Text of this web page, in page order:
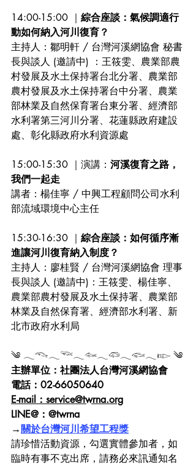
14:00-15:00 ｜ 綜合座談：氣候調適行
動如何納入河川復育？
主持人：鄒明軒 / 台灣河溪網協會 秘書
長與談人 (邀請中) ：王筱雯、農業部農
村發展及水土保持署台北分署、農業部
農村發展及水土保持署台中分署、農業
部林業及自然保育署台東分署、經濟部
水利署第三河川分署、花蓮縣政府建設
處、彰化縣政府水利資源處
15:00-15:30 ｜演講： 河溪復育之路，
我們一起走
講者：楊佳寧 / 中興工程顧問公司水利
部流域環境中心主任
15:30-16:30 ｜ 綜合座談：如何循序漸
進讓河川復育納入制度？
主持人：廖桂賢 / 台灣河溪網協會 理事
長與談人 (邀請中)：王筱雯、楊佳寧、
農業部農村發展及水土保持署、農業部
林業及自然保育署、經濟部水利署、新
北市政府水利局
༄ 𓂃𓆞𓂃𓆝𓂃𓆜𓂃𓆛𓂃𓆟𓂃𓆢 ༄
主辦單位：社團法人台灣河溪網協會
電話：02-66050640
E-mail：service@twrna.org
LINE@：@twrna
→ 關於台灣河川希望工程獎
請珍惜活動資源，勾選實體參加者，如
臨時有事不克出席，請務必來訊通知名